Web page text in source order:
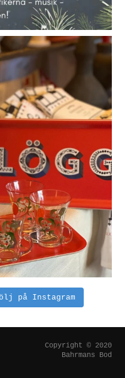
på Instagram
Copyright © 2020
Bahrmans Bod